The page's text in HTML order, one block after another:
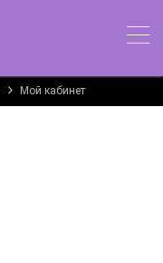
Мой кабинет